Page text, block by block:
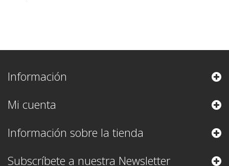
Información
Mi cuenta
Información sobre la tienda
Subscríbete a nuestra Newsletter